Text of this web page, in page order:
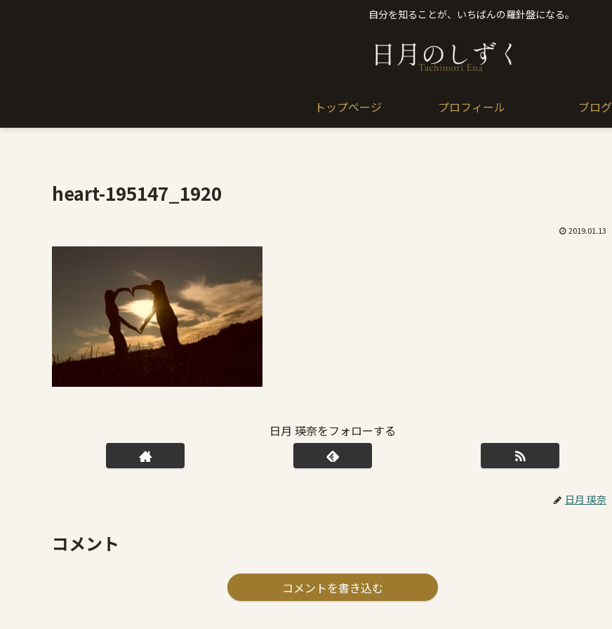
自分を知ることが、いちばんの羅針盤になる。
トップページ プロフィール ブログ
heart-195147_1920
2019.01.13
日月 瑛奈をフォローする
日月 瑛奈
コメント
コメントを書き込む